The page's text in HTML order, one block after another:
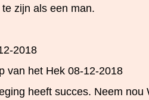
zijn als een man.
2018
van het Hek 08-12-2018
heeft succes. Neem nou